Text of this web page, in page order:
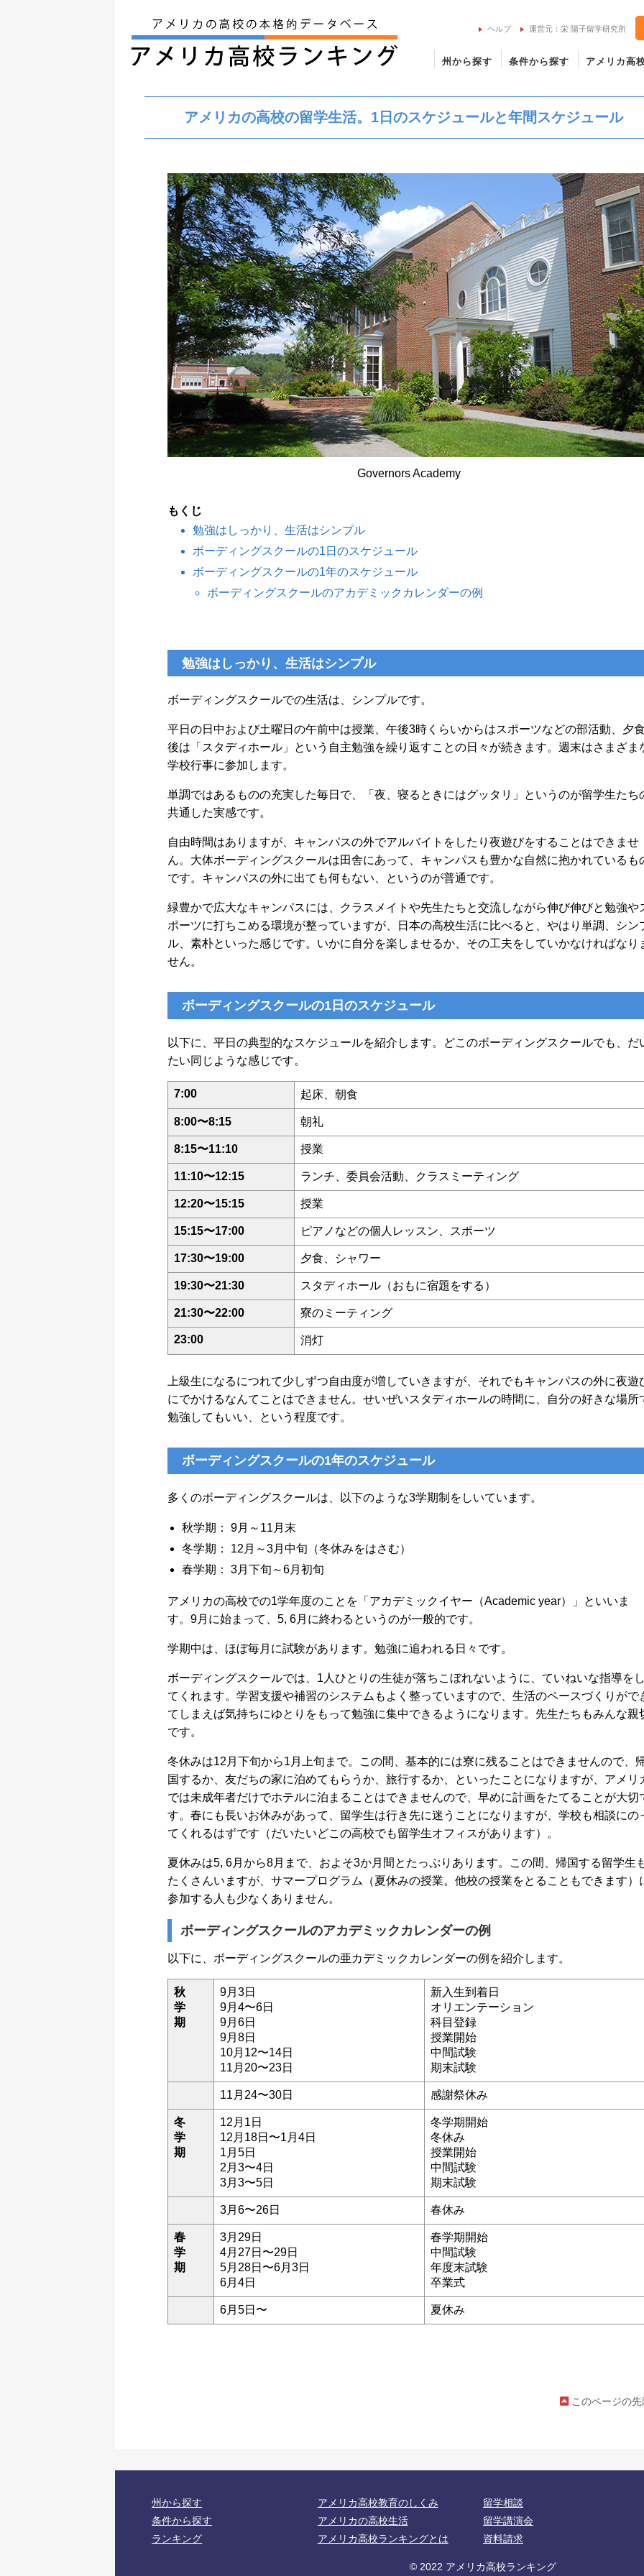
ヘルプ 運営元：栄 陽子留学研究所
州から探す 条件から探す アメリカ高
アメリカの高校の留学生活。1日のスケジュールと年間スケジュール
Governors Academy
もくじ
勉強はしっかり、生活はシンプル
ボーディングスクールの1日のスケジュール
ボーディングスクールの1年のスケジュール
ボーディングスクールのアカデミックカレンダーの例
勉強はしっかり、生活はシンプル
ボーディングスクールでの生活は、シンプルです。
平日の日中および土曜日の午前中は授業、午後3時くらいからはスポーツなどの部活動、夕
後は「スタディホール」という自主勉強を繰り返すことの日々が続きます。週末はさまざま
学校行事に参加します。
単調ではあるものの充実した毎日で、「夜、寝るときにはグッタリ」というのが留学生たち
共通した実感です。
自由時間はありますが、キャンパスの外でアルバイトをしたり夜遊びをすることはできませ
ん。大体ボーディングスクールは田舎にあって、キャンパスも豊かな自然に抱かれているも
です。キャンパスの外に出ても何もない、というのが普通です。
緑豊かで広大なキャンパスには、クラスメイトや先生たちと交流しながら伸び伸びと勉強や
ポーツに打ちこめる環境が整っていますが、日本の高校生活に比べると、やはり単調、シン
ル、素朴といった感じです。いかに自分を楽しませるか、その工夫をしていかなければなり
せん。
ボーディングスクールの1日のスケジュール
以下に、平日の典型的なスケジュールを紹介します。どこのボーディングスクールでも、だ
たい同じような感じです。
7:00 起床、朝食
8:00〜8:15 朝礼
8:15〜11:10 授業
11:10〜12:15 ランチ、委員会活動、クラスミーティング
12:20〜15:15 授業
15:15〜17:00 ピアノなどの個人レッスン、スポーツ
17:30〜19:00 夕食、シャワー
19:30〜21:30 スタディホール（おもに宿題をする）
21:30〜22:00 寮のミーティング
23:00 消灯
上級生になるにつれて少しずつ自由度が増していきますが、それでもキャンパスの外に夜遊
にでかけるなんてことはできません。せいぜいスタディホールの時間に、自分の好きな場所
勉強してもいい、という程度です。
ボーディングスクールの1年のスケジュール
多くのボーディングスクールは、以下のような3学期制をしいています。
秋学期： 9月～11月末
冬学期： 12月～3月中旬（冬休みをはさむ）
春学期： 3月下旬～6月初旬
アメリカの高校での1学年度のことを「アカデミックイヤー（Academic year）」といいま
す。9月に始まって、5, 6月に終わるというのが一般的です。
学期中は、ほぼ毎月に試験があります。勉強に追われる日々です。
ボーディングスクールでは、1人ひとりの生徒が落ちこぼれないように、ていねいな指導を
てくれます。学習支援や補習のシステムもよく整っていますので、生活のペースづくりがで
てしまえば気持ちにゆとりをもって勉強に集中できるようになります。先生たちもみんな親
です。
冬休みは12月下旬から1月上旬まで。この間、基本的には寮に残ることはできませんので、
国するか、友だちの家に泊めてもらうか、旅行するか、といったことになりますが、アメリ
では未成年者だけでホテルに泊まることはできませんので、早めに計画をたてることが大切
す。春にも長いお休みがあって、留学生は行き先に迷うことになりますが、学校も相談にの
てくれるはずです（だいたいどこの高校でも留学生オフィスがあります）。
夏休みは5, 6月から8月まで、およそ3か月間とたっぷりあります。この間、帰国する留学生
たくさんいますが、サマープログラム（夏休みの授業。他校の授業をとることもできます）
参加する人も少なくありません。
ボーディングスクールのアカデミックカレンダーの例
以下に、ボーディングスクールの亜カデミックカレンダーの例を紹介します。
秋
学
期
9月3日
9月4〜6日
9月6日
9月8日
10月12〜14日
11月20〜23日
新入生到着日
オリエンテーション
科目登録
授業開始
中間試験
期末試験
11月24〜30日 感謝祭休み
冬
学
期
12月1日
12月18日〜1月4日
1月5日
2月3〜4日
3月3〜5日
冬学期開始
冬休み
授業開始
中間試験
期末試験
3月6〜26日 春休み
春
学
期
3月29日
4月27日〜29日
5月28日〜6月3日
6月4日
春学期開始
中間試験
年度末試験
卒業式
6月5日〜 夏休み
このページの
州から探す
条件から探す
ランキング
アメリカ高校教育のしくみ
アメリカの高校生活
アメリカ高校ランキングとは
留学相談
留学講演会
資料請求
© 2022 アメリカ高校ランキング